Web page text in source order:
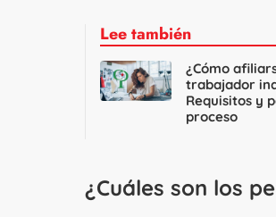
Lee también
¿Cómo
trabajador
Requisitos y
proceso
¿Cuáles son los